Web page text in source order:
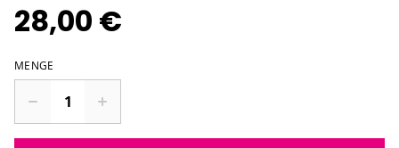
28,00 €
MENGE